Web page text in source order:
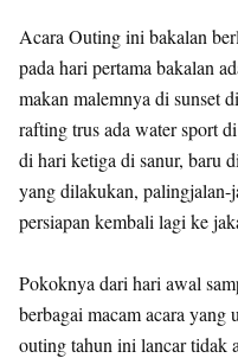
Acara Outing ini bakalan
pada hari pertama bakalan
makan malemnya di sunset
rafting trus ada water sport
di hari ketiga di sanur, baru
yang dilakukan, palingjalan-
persiapan kembali lagi ke
Pokoknya dari hari awal
berbagai macam acara yang
outing tahun ini lancar tidak